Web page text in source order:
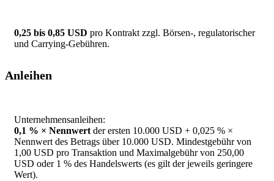
0,25 bis 0,85 USD pro Kontrakt zzgl. Börsen-, regulatorischer
und Carrying-Gebühren.
Anleihen
Unternehmensanleihen:
0,1 % × Nennwertder ersten 10.000 USD + 0,025 % ×
Nennwert des Betrags über 10.000 USD. Mindestgebühr von
1,00 USD pro Transaktion und Maximalgebühr von 250,00
USD oder 1 % des Handelswerts (es gilt der jeweils geringere
Wert).